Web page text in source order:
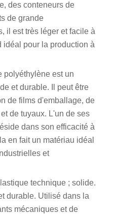
des conteneurs de
de grande
il est très léger et facile à
idéal pour la production à
polyéthylène est un
et durable. Il peut être
de films d'emballage, de
de tuyaux. L'un de ses
dans son efficacité à
en fait un matériau idéal
et
technique ; solide.
durable. Utilisé dans la
mécaniques et de